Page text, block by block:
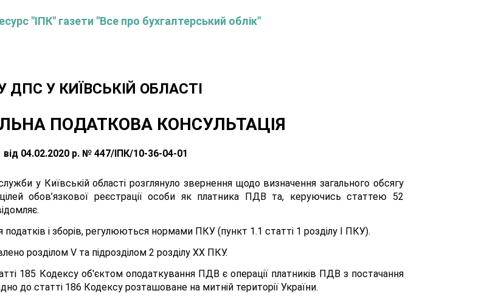
"ІПК" газети "Все про бухгалтерський облік"
ДПС У КИЇВСЬКІЙ ОБЛАСТІ
ПОДАТКОВА КОНСУЛЬТАЦІЯ
від 04.02.2020 р. № 447/ІПК/10-36-04-01
у Київській області розглянуло звернення щодо визначення загального обсягу
обов’язкової реєстрації особи як платника ПДВ та, керуючись статтею 52
і зборів, регулюються нормами ПКУ (пункт 1.1 статті 1 розділу І ПКУ).
розділом V та підрозділом 2 розділу XX ПКУ.
185 Кодексу об'єктом оподаткування ПДВ є операції платників ПДВ з постачання
до статті 186 Кодексу розташоване на митній території України.